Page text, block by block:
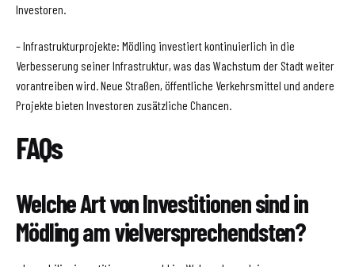
Investoren.
– Infrastrukturprojekte: Mödling investiert kontinuierlich in die
Verbesserung seiner Infrastruktur, was das Wachstum der Stadt weiter
vorantreiben wird. Neue Straßen, öffentliche Verkehrsmittel und andere
Projekte bieten Investoren zusätzliche Chancen.
FAQs
Welche Art von Investitionen sind in
Mödling am vielversprechendsten?